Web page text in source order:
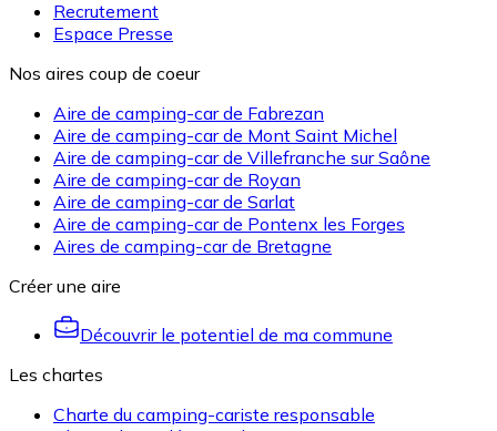
Recrutement
Espace Presse
Nos aires coup de coeur
Aire de camping-car de Fabrezan
Aire de camping-car de Mont Saint Michel
Aire de camping-car de Villefranche sur Saône
Aire de camping-car de Royan
Aire de camping-car de Sarlat
Aire de camping-car de Pontenx les Forges
Aires de camping-car de Bretagne
Créer une aire
Découvrir le potentiel de ma commune
Les chartes
Charte du camping-cariste responsable